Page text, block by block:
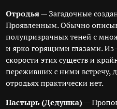
Отродья— Загадочные
Проявленным. Обычно
полупризрачных теней с
и ярко горящими глазами.
скорости этих существ и
переживших с ними встречу,
отродьях практически нет.
Пастырь (Дедушка)—